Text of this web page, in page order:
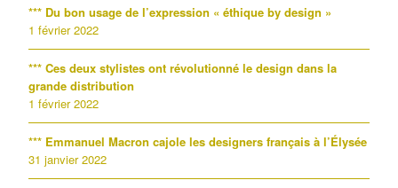
*** Du bon usage de l’expression « éthique by design »
1 février 2022
*** Ces deux stylistes ont révolutionné le design dans la
grande distribution
1 février 2022
*** Emmanuel Macron cajole les designers français à l’Élysée
31 janvier 2022